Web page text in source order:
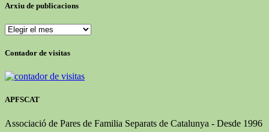
Arxiu de publicacions
Arxiu
publicacions
Contador de visitas
APFSCAT
Associació de Pares de Familia Separats de Catalunya - Desde 1996